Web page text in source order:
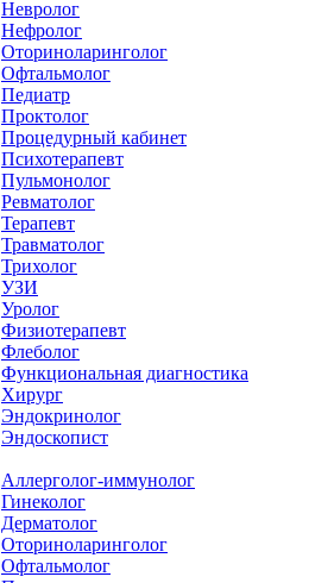
Невролог
Нефролог
Оториноларинголог
Офтальмолог
Педиатр
Проктолог
Процедурный кабинет
Психотерапевт
Пульмонолог
Ревматолог
Терапевт
Травматолог
Трихолог
УЗИ
Уролог
Физиотерапевт
Флеболог
Функциональная диагностика
Хирург
Эндокринолог
Эндоскопист
Аллерголог-иммунолог
Гинеколог
Дерматолог
Оториноларинголог
Офтальмолог